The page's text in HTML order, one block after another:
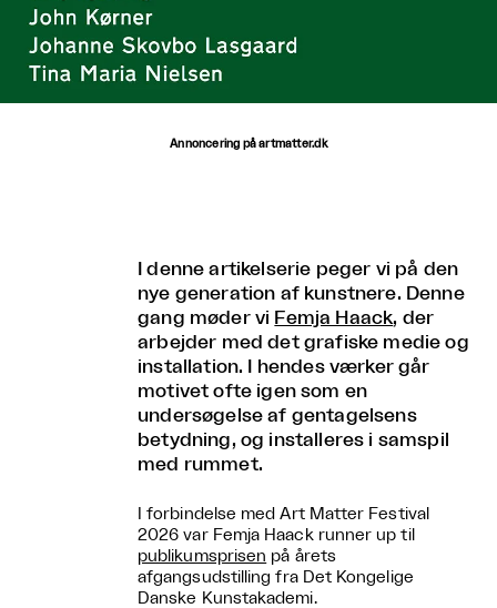
Annoncering på artmatter.dk
I denne artikelserie peger vi på den
nye generation af kunstnere. Denne
gang møder vi Femja Haack, der
arbejder med det grafiske medie og
installation. I hendes værker går
motivet ofte igen som en
undersøgelse af gentagelsens
betydning, og installeres i samspil
med rummet.
I forbindelse med Art Matter Festival
2026 var Femja Haack runner up til
publikumsprisen på årets
afgangsudstilling fra Det Kongelige
Danske Kunstakademi.